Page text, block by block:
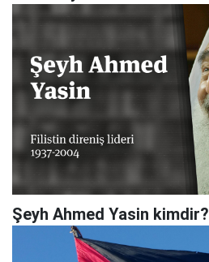
Şeyh Ahmed Yasin kimdir?